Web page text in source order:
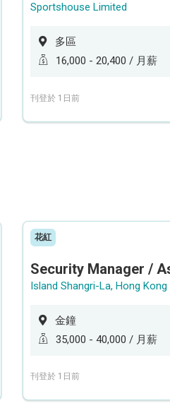
Sportshouse Limited
多區
16,000 - 20,400 / 月薪
刊登於 1日前
花紅
Island Shangri-La, Hong Kong
金鐘
35,000 - 40,000 / 月薪
刊登於 1日前